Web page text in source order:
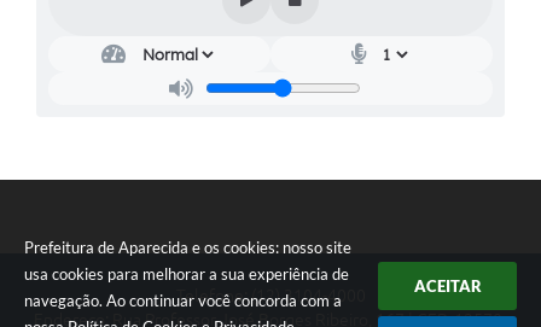
Prefeitura de Aparecida e os cookies: nosso site
usa cookies para melhorar a sua experiência de
navegação. Ao continuar você concorda com a
ACEITAR
Telefone: (12) 3104-4000
Endereço: Rua Professor José Borges Ribeiro, 167 | CEP: 12570-